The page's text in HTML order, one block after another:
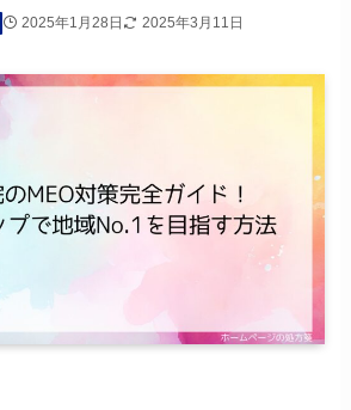
2025年1月28日 2025年3月11日